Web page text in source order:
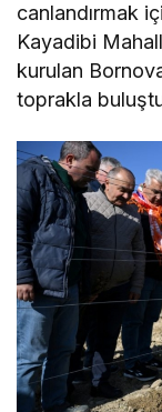
canlandırmak
Kayadibi
kurulan
toprakla